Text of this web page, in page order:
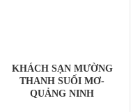
KHÁCH SẠN MƯỜNG
THANH SUỐI MƠ-
QUẢNG NINH